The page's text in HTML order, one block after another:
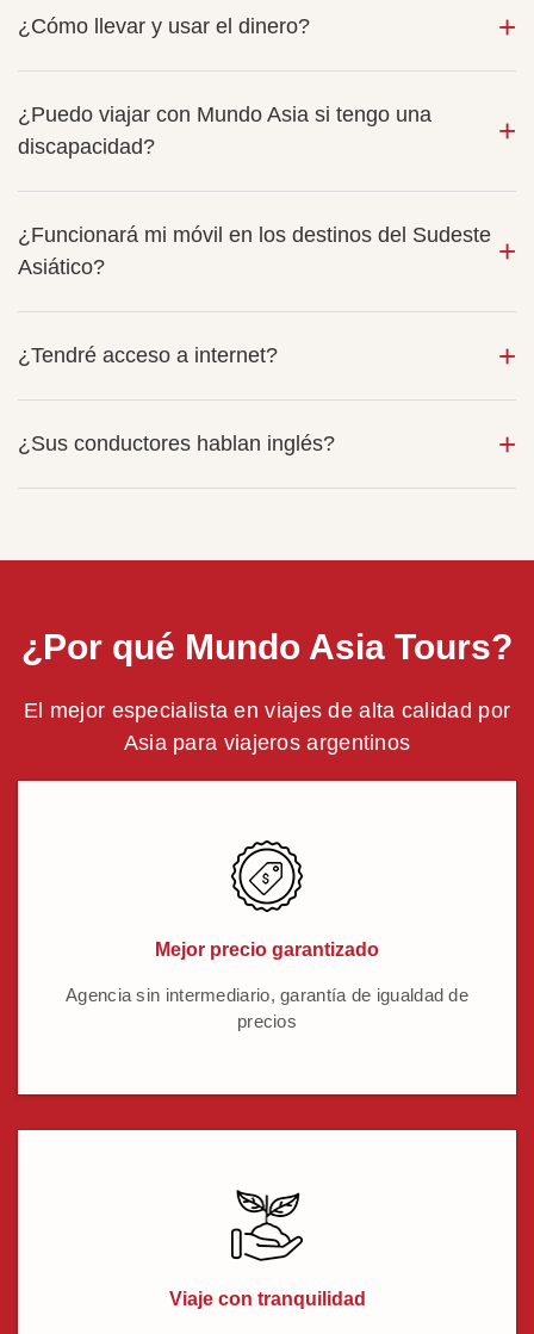
¿Cómo llevar y usar el dinero?
¿Puedo viajar con Mundo Asia si tengo una
discapacidad?
¿Funcionará mi móvil en los destinos del Sudeste
Asiático?
¿Tendré acceso a internet?
¿Sus conductores hablan inglés?
¿Por qué Mundo Asia Tours?
El mejor especialista en viajes de alta calidad por
Asia para viajeros argentinos
Mejor precio garantizado
Agencia sin intermediario, garantía de igualdad de
precios
Viaje con tranquilidad